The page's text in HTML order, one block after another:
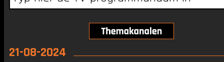
21-08-2024